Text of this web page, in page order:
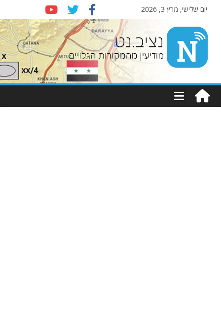
יום שלישי, מרץ 3, 2026
Nziv.net
מודיעין
מהמקורות